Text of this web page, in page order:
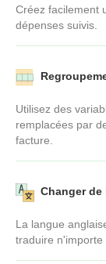
Créez facilement
dépenses suivis.
Utilisez des
remplacées par
facture.
Changer de
La langue
traduire n'importe